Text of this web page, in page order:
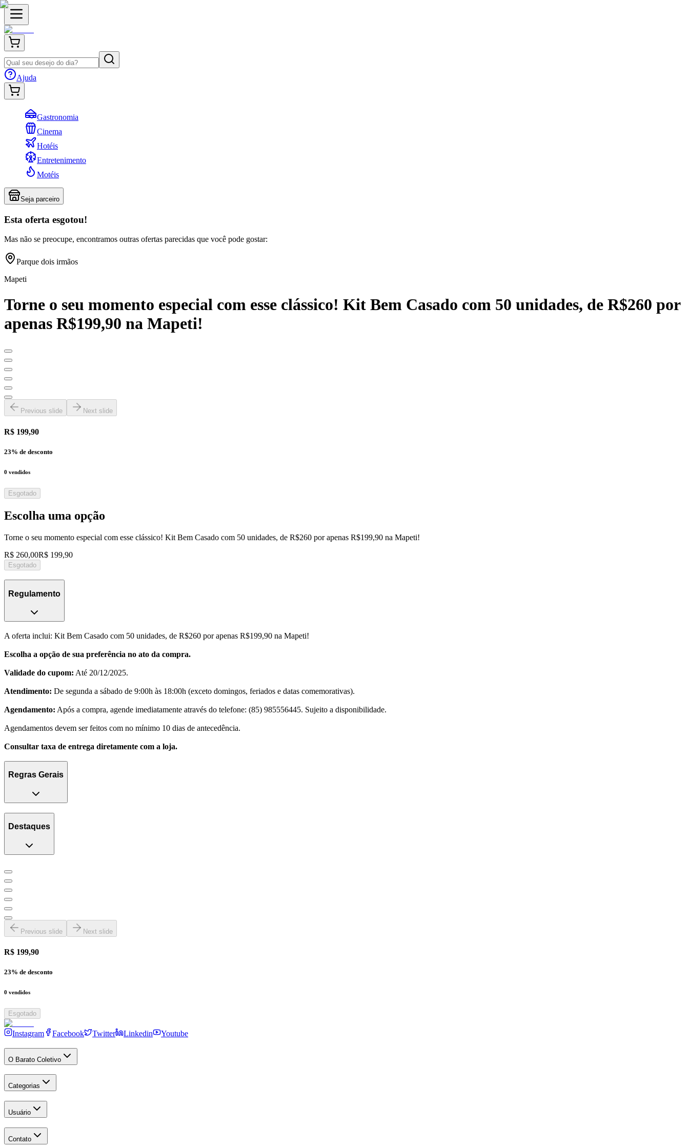
Ajuda
Gastronomia
Cinema
Hotéis
Entretenimento
Motéis
Seja parceiro
Esta oferta esgotou!
Mas não se preocupe, encontramos outras ofertas parecidas que você pode gostar:
Parque dois irmãos
Mapeti
Torne o seu momento especial com esse clássico! Kit Bem Casado com 50 unidades, de R$260 por
apenas R$199,90 na Mapeti!
Previous slide Next slide
R$ 199,90
23% de desconto
0 vendidos
Esgotado
Escolha uma opção
Torne o seu momento especial com esse clássico! Kit Bem Casado com 50 unidades, de R$260 por apenas R$199,90 na Mapeti!
R$ 260,00R$ 199,90
Esgotado
Regulamento
A oferta inclui: Kit Bem Casado com 50 unidades, de R$260 por apenas R$199,90 na Mapeti!
Escolha a opção de sua preferência no ato da compra.
Validade do cupom: Até 20/12/2025.
Atendimento: De segunda a sábado de 9:00h às 18:00h (exceto domingos, feriados e datas comemorativas).
Agendamento: Após a compra, agende imediatamente através do telefone: (85) 985556445. Sujeito a disponibilidade.
Agendamentos devem ser feitos com no mínimo 10 dias de antecedência.
Consultar taxa de entrega diretamente com a loja.
Regras Gerais
Destaques
Previous slide Next slide
R$ 199,90
23% de desconto
0 vendidos
Esgotado
Instagram Facebook Twitter Linkedin Youtube
O Barato Coletivo
Categorias
Usuário
Contato